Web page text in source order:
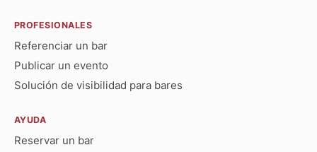
PROFESIONALES
Referenciar un bar
Publicar un evento
Solución de visibilidad para bares
AYUDA
Reservar un bar